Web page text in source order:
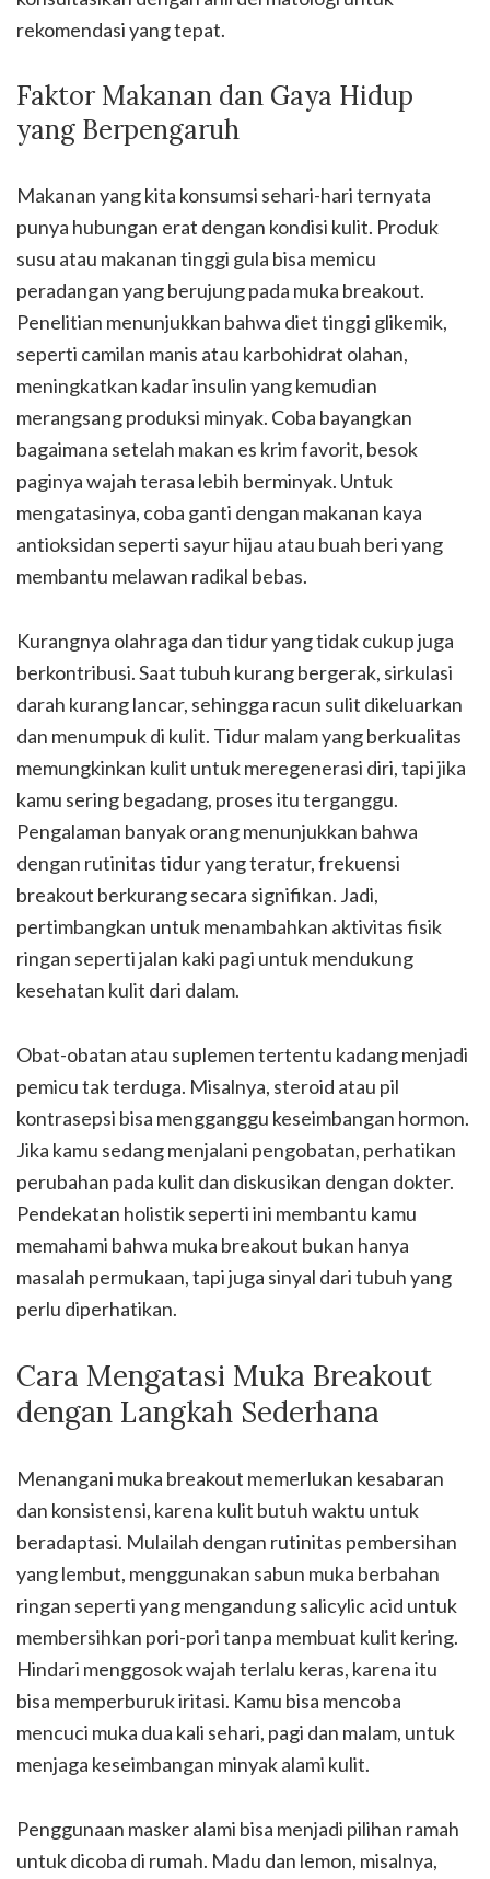
rekomendasi yang tepat.
Faktor Makanan dan Gaya Hidup
yang Berpengaruh
Makanan yang kita konsumsi sehari-hari ternyata
punya hubungan erat dengan kondisi kulit. Produk
susu atau makanan tinggi gula bisa memicu
peradangan yang berujung pada muka breakout.
Penelitian menunjukkan bahwa diet tinggi glikemik,
seperti camilan manis atau karbohidrat olahan,
meningkatkan kadar insulin yang kemudian
merangsang produksi minyak. Coba bayangkan
bagaimana setelah makan es krim favorit, besok
paginya wajah terasa lebih berminyak. Untuk
mengatasinya, coba ganti dengan makanan kaya
antioksidan seperti sayur hijau atau buah beri yang
membantu melawan radikal bebas.
Kurangnya olahraga dan tidur yang tidak cukup juga
berkontribusi. Saat tubuh kurang bergerak, sirkulasi
darah kurang lancar, sehingga racun sulit dikeluarkan
dan menumpuk di kulit. Tidur malam yang berkualitas
memungkinkan kulit untuk meregenerasi diri, tapi jika
kamu sering begadang, proses itu terganggu.
Pengalaman banyak orang menunjukkan bahwa
dengan rutinitas tidur yang teratur, frekuensi
breakout berkurang secara signifikan. Jadi,
pertimbangkan untuk menambahkan aktivitas fisik
ringan seperti jalan kaki pagi untuk mendukung
kesehatan kulit dari dalam.
Obat-obatan atau suplemen tertentu kadang menjadi
pemicu tak terduga. Misalnya, steroid atau pil
kontrasepsi bisa mengganggu keseimbangan hormon.
Jika kamu sedang menjalani pengobatan, perhatikan
perubahan pada kulit dan diskusikan dengan dokter.
Pendekatan holistik seperti ini membantu kamu
memahami bahwa muka breakout bukan hanya
masalah permukaan, tapi juga sinyal dari tubuh yang
perlu diperhatikan.
Cara Mengatasi Muka Breakout
dengan Langkah Sederhana
Menangani muka breakout memerlukan kesabaran
dan konsistensi, karena kulit butuh waktu untuk
beradaptasi. Mulailah dengan rutinitas pembersihan
yang lembut, menggunakan sabun muka berbahan
ringan seperti yang mengandung salicylic acid untuk
membersihkan pori-pori tanpa membuat kulit kering.
Hindari menggosok wajah terlalu keras, karena itu
bisa memperburuk iritasi. Kamu bisa mencoba
mencuci muka dua kali sehari, pagi dan malam, untuk
menjaga keseimbangan minyak alami kulit.
Penggunaan masker alami bisa menjadi pilihan ramah
untuk dicoba di rumah. Madu dan lemon, misalnya,